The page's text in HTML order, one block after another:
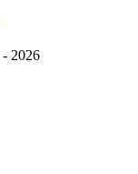
- 2026